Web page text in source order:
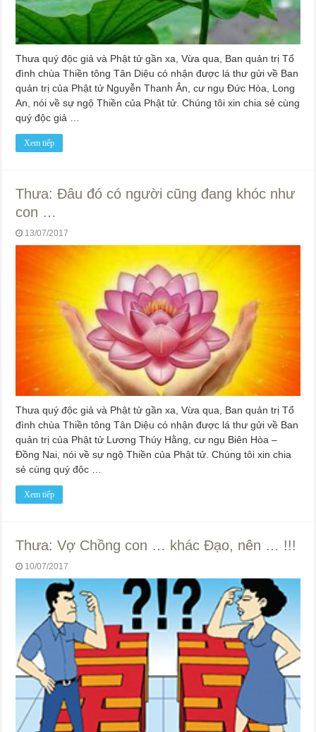
Thưa quý độc giả và Phật tử gần xa, Vừa qua, Ban quản trị Tổ
đình chùa Thiền tông Tân Diệu có nhận được lá thư gửi về Ban
quản trị của Phật tử Nguyễn Thanh Ân, cư ngụ Đức Hòa, Long
An, nói về sự ngộ Thiền của Phật tử. Chúng tôi xin chia sẻ cùng
quý độc giả …
Xem tiếp
Thưa: Đâu đó có người cũng đang khóc như
con …
13/07/2017
Thưa quý độc giả và Phật tử gần xa, Vừa qua, Ban quản trị Tổ
đình chùa Thiền tông Tân Diệu có nhận được lá thư gửi về Ban
quản trị của Phật tử Lương Thúy Hằng, cư ngụ Biên Hòa –
Đồng Nai, nói về sự ngộ Thiền của Phật tử. Chúng tôi xin chia
sẻ cùng quý độc …
Xem tiếp
Thưa: Vợ Chồng con … khác Đạo, nên … !!!
10/07/2017